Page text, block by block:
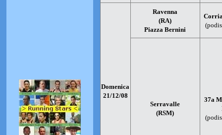
Domenica
21/12/08
Ravenna
(RA)
Piazza Bernini
Serravalle
(RSM)
37a